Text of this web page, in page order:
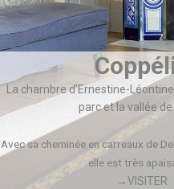
La chambre d’Ernestine-
parc et la vallée de
Avec sa cheminée en carreaux de
elle est très
→VISITER